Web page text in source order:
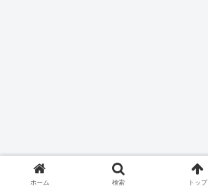
ホーム 検索 トップ